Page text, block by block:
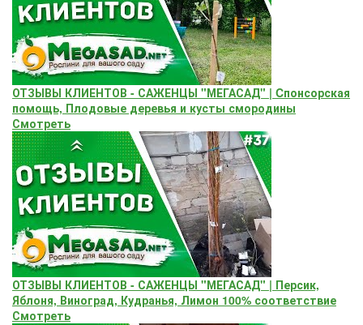
ОТЗЫВЫ КЛИЕНТОВ - САЖЕНЦЫ "МЕГАСАД" | Cпонсорская
помощь, Плодовые деревья и кусты смородины
Смотреть
ОТЗЫВЫ КЛИЕНТОВ - САЖЕНЦЫ "МЕГАСАД" | Персик,
Яблоня, Виноград, Кудранья, Лимон 100% соответствие
Смотреть